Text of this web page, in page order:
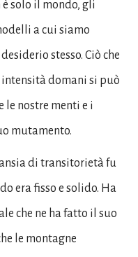
solo il mondo, gli
a cui siamo
stesso. Ciò che
domani si può
le nostre menti e i
mutamento.
di transitorietà fu
era fisso e solido. Ha
che ne ha fatto il suo
le montagne